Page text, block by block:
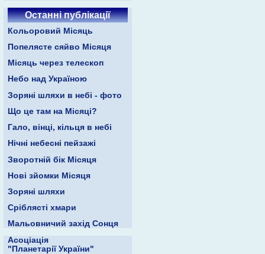
Останні публікації
Кольоровий Місяць
Попелясте сяйво Місяця
Місяць через телескоп
Небо над Україною
Зоряні шляхи в небі - фото
Що це там на Місяці?
Гало, вінці, кільця в небі
Нічні небесні пейзажі
Зворотній бік Місяця
Нові зйомки Місяця
Зоряні шляхи
Сріблясті хмари
Мальовничий захід Сонця
Асоціація
"Планетарії України"